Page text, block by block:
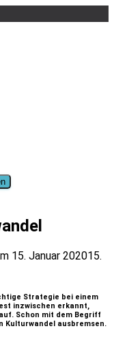
15. Januar 202015.
Strategie bei einem
inzwischen erkannt,
Schon mit dem Begriff
Kulturwandel ausbremsen.